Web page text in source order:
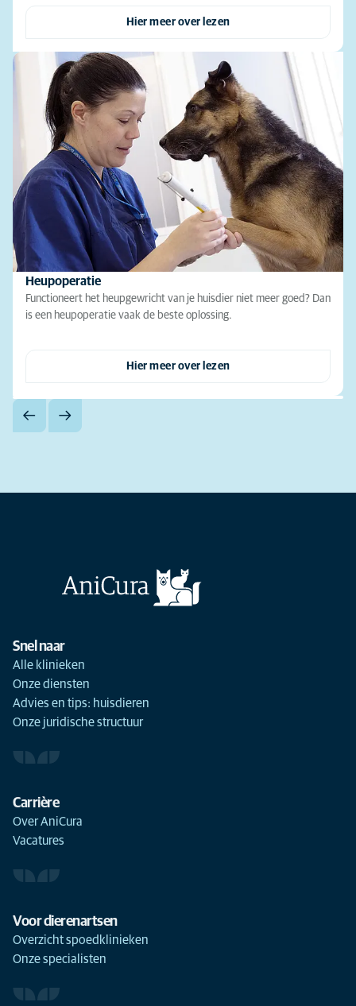
Hier meer over lezen
Heupoperatie
Functioneert het heupgewricht van je huisdier niet meer goed? Dan
is een heupoperatie vaak de beste oplossing.
Hier meer over lezen
Snel naar
Alle klinieken
Onze diensten
Advies en tips: huisdieren
Onze juridische structuur
Carrière
Over AniCura
Vacatures
Voor dierenartsen
Overzicht spoedklinieken
Onze specialisten